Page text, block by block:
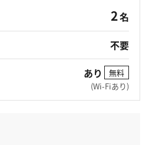
2名
不要
あり
無料
(Wi-Fiあり)